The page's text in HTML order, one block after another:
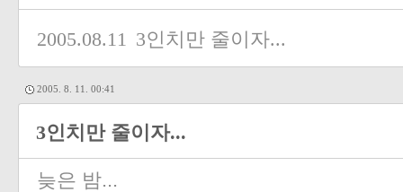
2005.08.11 3인치만 줄이자...
2005. 8. 11. 00:41
3인치만 줄이자...
늦은 밤...